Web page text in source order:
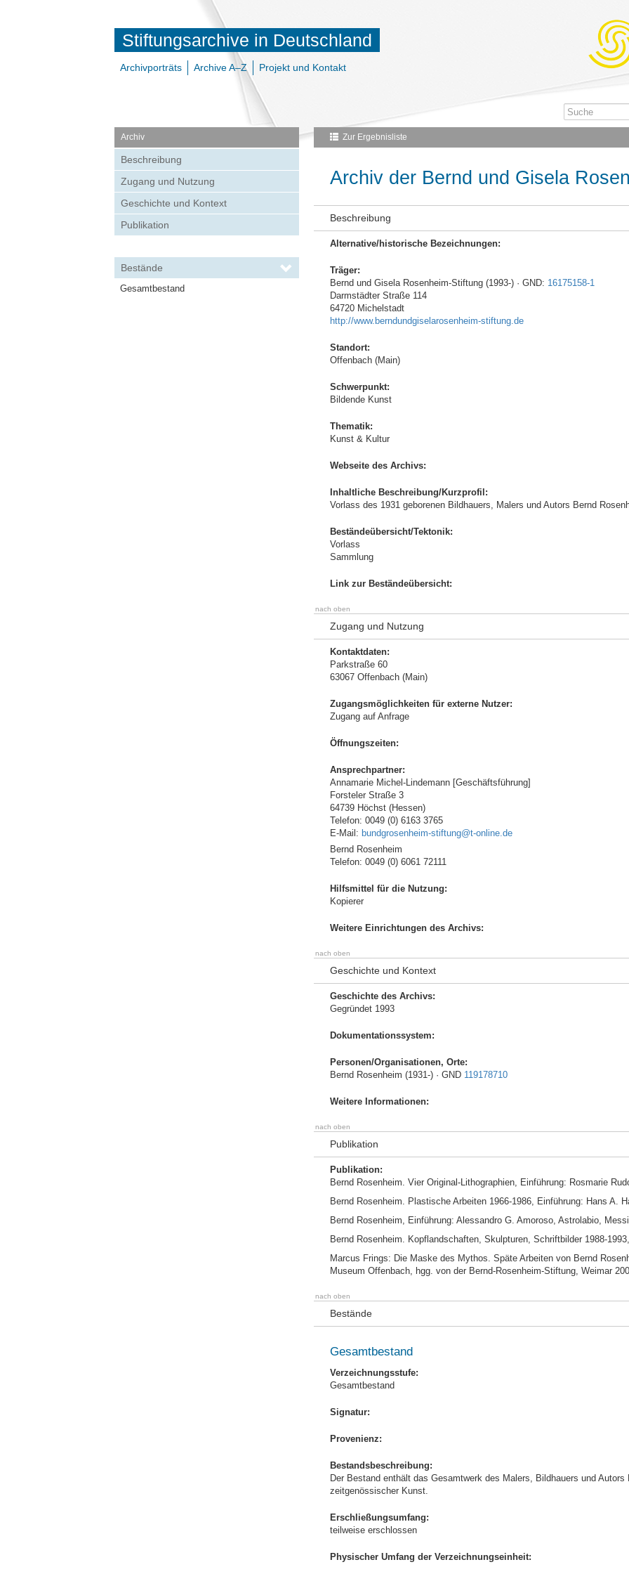
Stiftungsarchive in Deutschland
Archivporträts Archive A–Z Projekt und Kontakt
Archiv
Beschreibung
Zugang und Nutzung
Geschichte und Kontext
Publikation
Bestände
Gesamtbestand
Zur Ergebnisliste
Archiv der Bernd und Gisela
Beschreibung
Alternative/historische Bezeichnungen:
Träger:
Bernd und Gisela Rosenheim-Stiftung (1993-) · GND: 16175158-1
Darmstädter Straße 114
64720 Michelstadt
http://www.berndundgiselarosenheim-stiftung.de
Standort:
Offenbach (Main)
Schwerpunkt:
Bildende Kunst
Thematik:
Kunst & Kultur
Webseite des Archivs:
Inhaltliche Beschreibung/Kurzprofil:
Vorlass des 1931 geborenen Bildhauers, Malers und Autors Bernd
Beständeübersicht/Tektonik:
Vorlass
Sammlung
Link zur Beständeübersicht:
nach oben
Zugang und Nutzung
Kontaktdaten:
Parkstraße 60
63067 Offenbach (Main)
Zugangsmöglichkeiten für externe Nutzer:
Zugang auf Anfrage
Öffnungszeiten:
Ansprechpartner:
Annamarie Michel-Lindemann [Geschäftsführung]
Forsteler Straße 3
64739 Höchst (Hessen)
Telefon: 0049 (0) 6163 3765
E-Mail: bundgrosenheim-stiftung@t-online.de
Bernd Rosenheim
Telefon: 0049 (0) 6061 72111
Hilfsmittel für die Nutzung:
Kopierer
Weitere Einrichtungen des Archivs:
nach oben
Geschichte und Kontext
Geschichte des Archivs:
Gegründet 1993
Dokumentationssystem:
Personen/Organisationen, Orte:
Bernd Rosenheim (1931-) · GND 119178710
Weitere Informationen:
nach oben
Publikation
Publikation:
Bernd Rosenheim. Vier Original-Lithographien, Einführung: Rosmarie
Bernd Rosenheim. Plastische Arbeiten 1966-1986, Einführung: Hans A.
Bernd Rosenheim, Einführung: Alessandro G. Amoroso, Astrolabio,
Bernd Rosenheim. Kopflandschaften, Skulpturen, Schriftbilder 1988-
Marcus Frings: Die Maske des Mythos. Späte Arbeiten von Bernd
Museum Offenbach, hgg. von der Bernd-Rosenheim-Stiftung, Weimar
nach oben
Bestände
Gesamtbestand
Verzeichnungsstufe:
Gesamtbestand
Signatur:
Provenienz:
Bestandsbeschreibung:
Der Bestand enthält das Gesamtwerk des Malers, Bildhauers und
zeitgenössischer Kunst.
Erschließungsumfang:
teilweise erschlossen
Physischer Umfang der Verzeichnungseinheit: